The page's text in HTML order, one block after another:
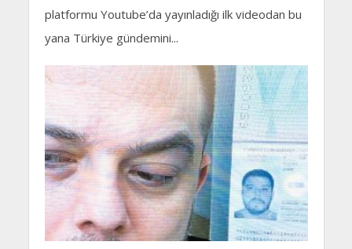
platformu Youtube’da yayınladığı ilk videodan bu
yana Türkiye gündemini...